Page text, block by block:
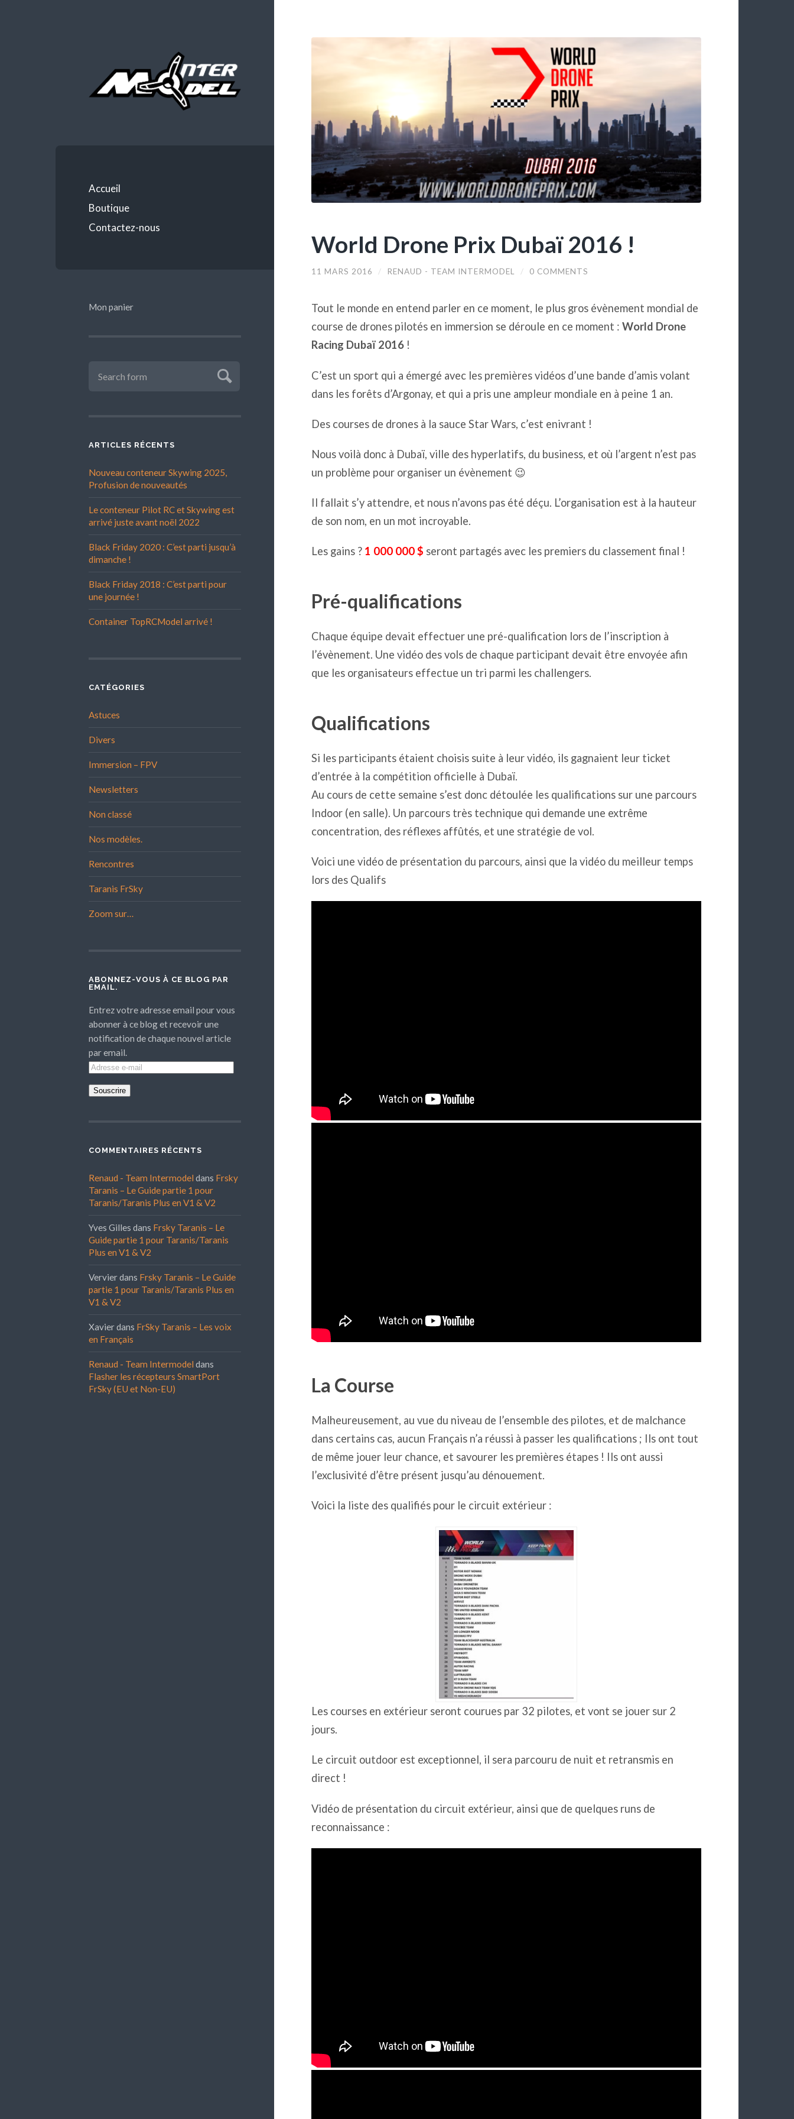
Accueil
Boutique
Contactez-nous
Mon panier
ARTICLES RÉCENTS
Nouveau conteneur Skywing 2025,
Profusion de nouveautés
Le conteneur Pilot RC et Skywing est
arrivé juste avant noël 2022
Black Friday 2020 : C’est parti jusqu’à
dimanche !
Black Friday 2018 : C’est parti pour
une journée !
Container TopRCModel arrivé !
CATÉGORIES
Astuces
Divers
Immersion – FPV
Newsletters
Non classé
Nos modèles.
Rencontres
Taranis FrSky
Zoom sur…
ABONNEZ-VOUS À CE BLOG PAR
EMAIL.
Entrez votre adresse email pour vous
abonner à ce blog et recevoir une
notification de chaque nouvel article
par email.
Adresse
e-
COMMENTAIRES RÉCENTS
Renaud - Team Intermodel dans Frsky
Taranis – Le Guide partie 1 pour
Taranis/Taranis Plus en V1 & V2
Yves Gilles dans Frsky Taranis – Le
Guide partie 1 pour Taranis/Taranis
Plus en V1 & V2
Vervierdans Frsky Taranis – Le Guide
partie 1 pour Taranis/Taranis Plus en
V1 & V2
Xavierdans FrSky Taranis – Les voix
en Français
Renaud - Team Intermodel dans
Flasher les récepteurs SmartPort
FrSky (EU et Non-EU)
World Drone Prix Dubaï 2016 !
11 MARS 2016 / RENAUD - TEAM INTERMODEL / 0 COMMENTS
Tout le monde en entend parler en ce moment, le plus gros évènement mondial de
course de drones pilotés en immersion se déroule en ce moment : World Drone
Racing Dubaï 2016!
C’est un sport qui a émergé avec les premières vidéos d’une bande d’amis volant
dans les forêts d’Argonay, et qui a pris une ampleur mondiale en à peine 1 an.
Des courses de drones à la sauce Star Wars, c’est enivrant !
Nous voilà donc à Dubaï, ville des hyperlatifs, du business, et où l’argent n’est pas
un problème pour organiser un évènement 😉
Il fallait s’y attendre, et nous n’avons pas été déçu. L’organisation est à la hauteur
de son nom, en un mot incroyable.
Les gains ? 1 000 000 $ seront partagés avec les premiers du classement final !
Pré-qualifications
Chaque équipe devait effectuer une pré-qualification lors de l’inscription à
l’évènement. Une vidéo des vols de chaque participant devait être envoyée afin
que les organisateurs effectue un tri parmi les challengers.
Qualifications
Si les participants étaient choisis suite à leur vidéo, ils gagnaient leur ticket
d’entrée à la compétition officielle à Dubaï.
Au cours de cette semaine s’est donc détoulée les qualifications sur une parcours
Indoor (en salle). Un parcours très technique qui demande une extrême
concentration, des réflexes affûtés, et une stratégie de vol.
Voici une vidéo de présentation du parcours, ainsi que la vidéo du meilleur temps
lors des Qualifs
La Course
Malheureusement, au vue du niveau de l’ensemble des pilotes, et de malchance
dans certains cas, aucun Français n’a réussi à passer les qualifications ; Ils ont tout
de même jouer leur chance, et savourer les premières étapes ! Ils ont aussi
l’exclusivité d’être présent jusqu’au dénouement.
Voici la liste des qualifiés pour le circuit extérieur :
Les courses en extérieur seront courues par 32 pilotes, et vont se jouer sur 2
jours.
Le circuit outdoor est exceptionnel, il sera parcouru de nuit et retransmis en
direct !
Vidéo de présentation du circuit extérieur, ainsi que de quelques runs de
reconnaissance :